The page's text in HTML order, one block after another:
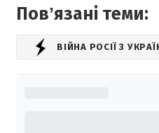
Повʼязані теми:
ВІЙНА РОСІЇ З